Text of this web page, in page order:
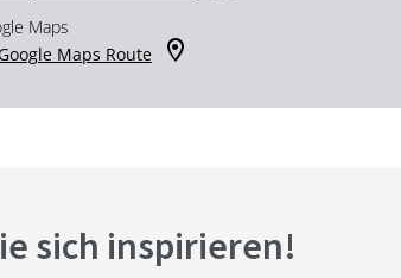
Maps
Google Maps Route
sich inspirieren!